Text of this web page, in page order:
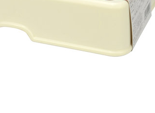
けるとリスクが高い #shorts
量の「33000円」になる！
ルフバックの全貌！危険回避と安全な稼
コインに695万円も投資してる営業39